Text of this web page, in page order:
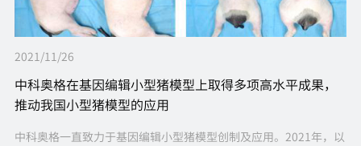
2021/11/26
中科奥格在基因编辑小型猪模型上取得多项高水平成果，
推动我国小型猪模型的应用
中科奥格一直致力于基因编辑小型猪模型创制及应用。2021年，以